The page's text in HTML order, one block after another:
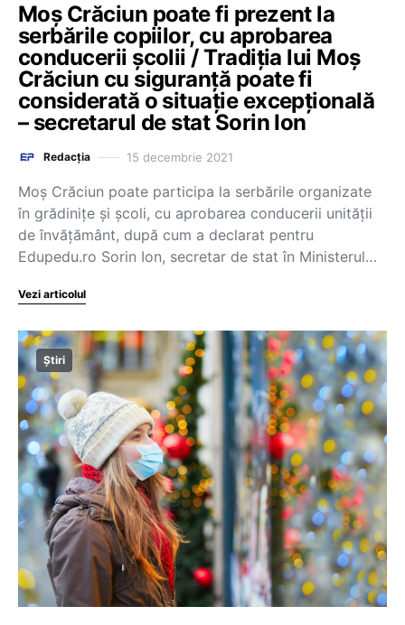
Moș Crăciun poate fi prezent la
serbările copiilor, cu aprobarea
conducerii școlii / Tradiția lui Moș
Crăciun cu siguranță poate fi
considerată o situație excepțională
– secretarul de stat Sorin Ion
Redacția 15 decembrie 2021
Moș Crăciun poate participa la serbările organizate
în grădinițe și școli, cu aprobarea conducerii unității
de învățământ, după cum a declarat pentru
Edupedu.ro Sorin Ion, secretar de stat în Ministerul…
Vezi articolul
Știri